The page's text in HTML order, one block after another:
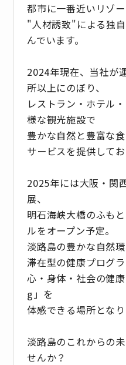
都市に一番近いリゾー
"人材誘致"による独
んでいます。
2024年現在、当社が
所以上にのぼり、
レストラン・ホテル
様な観光施設で
豊かな自然と豊富な
サービスを提供してお
2025年には大阪・関
展、
明石海峡大橋のふも
ルをオープン予定。
淡路島の豊かな自然
滞在型の健康プログラ
心・身体・社会の健
g」を
体感できる場所となり
淡路島のこれからの
せんか？